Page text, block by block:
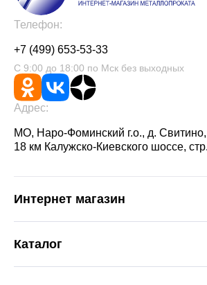
Телефон:
+7 (499) 653-53-33
С 9:00 до 18:00 по Мск без выходных
Адрес:
МО, Наро-Фоминский г.о., д. Свитино,
18 км Калужско-Киевского шоссе,
Интернет магазин
Каталог